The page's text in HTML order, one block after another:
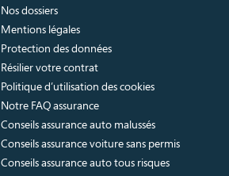
Nos dossiers
Mentions légales
Protection des données
Résilier votre contrat
Politique d’utilisation des cookies
Notre FAQ assurance
Conseils assurance auto malussés
Conseils assurance voiture sans permis
Conseils assurance auto tous risques